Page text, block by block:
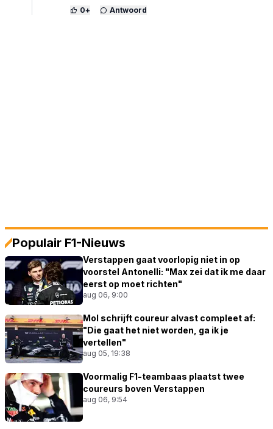
0+ Antwoord
Populair F1-Nieuws
Verstappen gaat voorlopig niet in op
voorstel Antonelli: "Max zei dat ik me daar
eerst op moet richten"
aug 06, 9:00
Mol schrijft coureur alvast compleet af:
"Die gaat het niet worden, ga ik je
vertellen"
aug 05, 19:38
Voormalig F1-teambaas plaatst twee
coureurs boven Verstappen
aug 06, 9:54